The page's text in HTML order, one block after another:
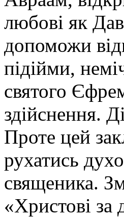
любові як
допоможи
підійми,
святого
здійснення.
Проте цей
рухатись
священика.
«Христові